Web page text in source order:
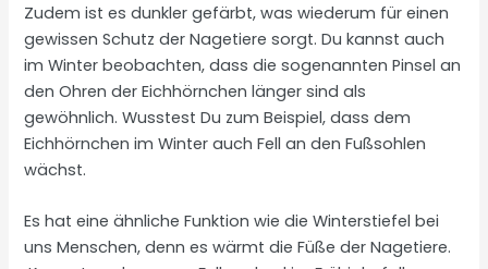
Zudem ist es dunkler gefärbt, was wiederum für einen
gewissen Schutz der Nagetiere sorgt. Du kannst auch
im Winter beobachten, dass die sogenannten Pinsel an
den Ohren der Eichhörnchen länger sind als
gewöhnlich. Wusstest Du zum Beispiel, dass dem
Eichhörnchen im Winter auch Fell an den Fußsohlen
wächst.
Es hat eine ähnliche Funktion wie die Winterstiefel bei
uns Menschen, denn es wärmt die Füße der Nagetiere.